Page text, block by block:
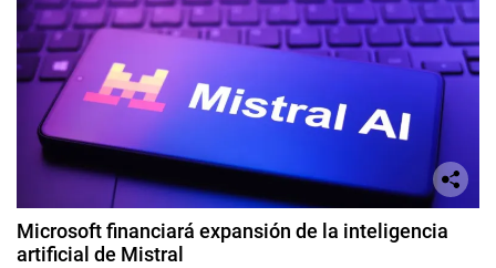
Microsoft financiará expansión de la inteligencia
artificial de Mistral